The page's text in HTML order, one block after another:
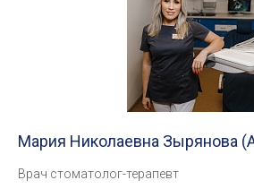
Мария Николаевна Зырянова
Врач стоматолог-терапевт